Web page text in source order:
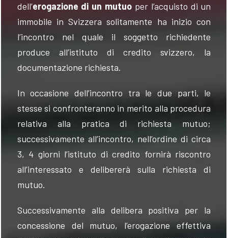
dell’erogazione di un mutuo per l’acquisto di un
immobile in Svizzera solitamente ha inizio con
l’incontro nel quale il soggetto richiedente
produce all’istituto di credito svizzero, la
documentazione richiesta.
In occasione dell’incontro tra le due parti, le
stesse si confronteranno in merito alla procedura
relativa alla pratica di richiesta mutuo;
successivamente all’incontro, nell’ordine di circa
3, 4 giorni l’istituto di credito fornirà riscontro
all’interessato e delibererà sulla richiesta di
mutuo.
Successivamente alla delibera positiva per la
concessione del mutuo, l’erogazione effettiva